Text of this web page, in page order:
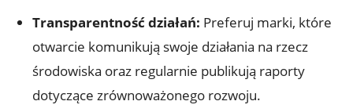
Transparentność działań: Preferuj marki, które
otwarcie komunikują swoje działania na rzecz
środowiska oraz regularnie publikują raporty
dotyczące zrównoważonego rozwoju.